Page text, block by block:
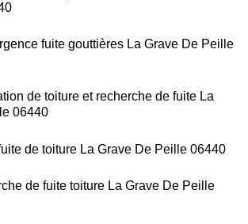
fuite gouttières La Grave De Peille
de toiture et recherche de fuite La
06440
de toiture La Grave De Peille 06440
de fuite toiture La Grave De Peille